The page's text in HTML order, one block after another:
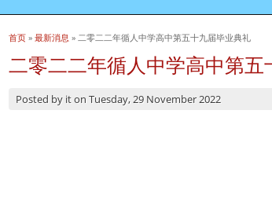
当前位置
首页 » 最新消息 » 二零二二年循人中学高中第五十九届毕业典礼
二零二二年循人中学高中第
Posted by iton Tuesday, 29 November 2022